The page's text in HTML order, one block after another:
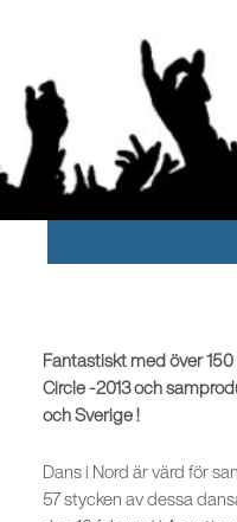
Fantastiskt med över
Circle -2013 och
och Sverige !
Dans i Nord är värd för
57 stycken av dessa